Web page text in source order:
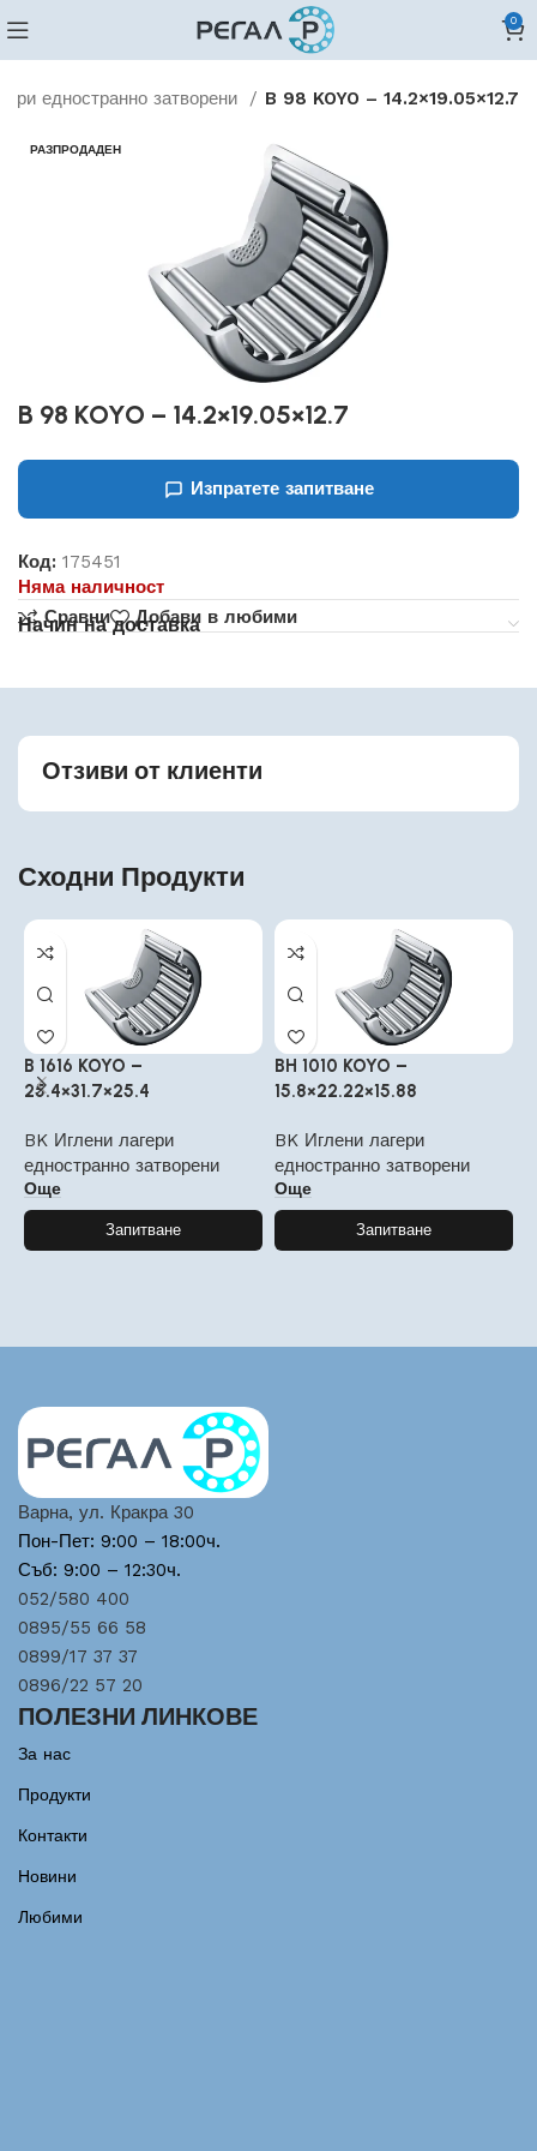
0
едностранно затворени B 98 KOYO – 14.2×19.05×12.7
РАЗПРОДАДЕН
B 98 KOYO – 14.2×19.05×12.7
Изпратете запитване
Код:175451
Няма наличност
Сравни
Добави в любими
Начин на доставка
Отзиви от клиенти
Сходни Продукти
B 1616 KOYO –
25.4×31.7×25.4
BK Иглени лагери
едностранно затворени
Още
Запитване
BH 1010 KOYO –
15.8×22.22×15.88
BK Иглени лагери
едностранно затворени
Още
Запитване
Варна, ул. Кракра 30
Пон-Пет: 9:00 – 18:00ч.
Съб: 9:00 – 12:30ч.
052/580 400
0895/55 66 58
0899/17 37 37
0896/22 57 20
ПОЛЕЗНИ ЛИНКОВЕ
За нас
Продукти
Контакти
Новини
Любими